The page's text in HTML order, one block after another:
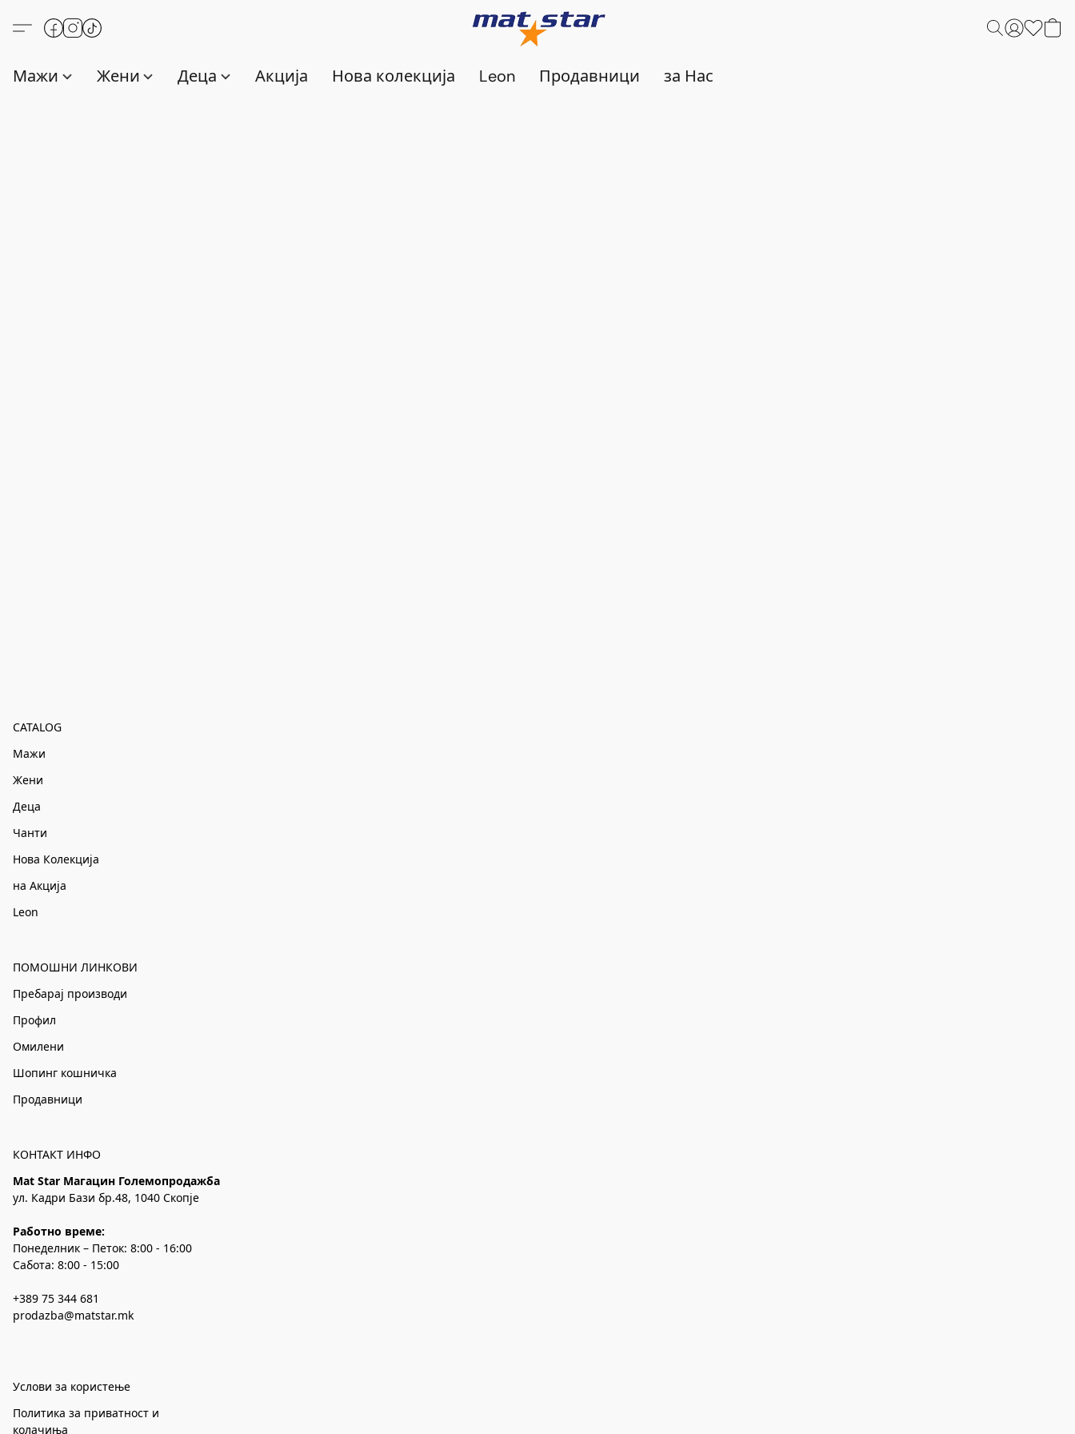
Мажи Жени Деца Акција Нова колекција Leon Продавници за Нас
CATALOG
Мажи
Жени
Деца
Чанти
Нова Колекција
на Акција
Leon
ПОМОШНИ ЛИНКОВИ
Пребарај производи
Профил
Омилени
Шопинг кошничка
Продавници
КОНТАКТ ИНФО
Mat Star Магацин Големопродажба
ул. Кадри Бази бр.48, 1040 Скопје
Работно време:
Понеделник – Петок: 8:00 - 16:00
Сабота: 8:00 - 15:00
+389 75 344 681
prodazba@matstar.mk
Услови за користење
Политика за приватност и
колачиња